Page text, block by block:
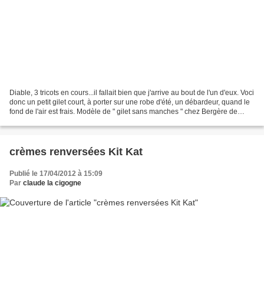
Diable, 3 tricots en cours...il fallait bien que j'arrive au bout de l'un d'eux. Voci
donc un petit gilet court, à porter sur une robe d'été, un débardeur, quand le
fond de l'air est frais. Modèle de " gilet sans manches " chez Bergère de
crèmes renversées Kit Kat
Publié le 17/04/2012 à 15:09
Par claude la cigogne